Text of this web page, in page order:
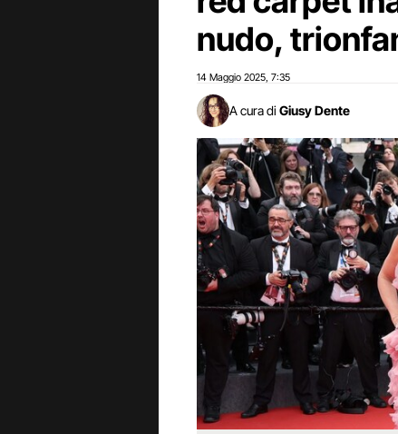
nudo,
14 Maggio 2025 7:35
A cura di Giusy Dente